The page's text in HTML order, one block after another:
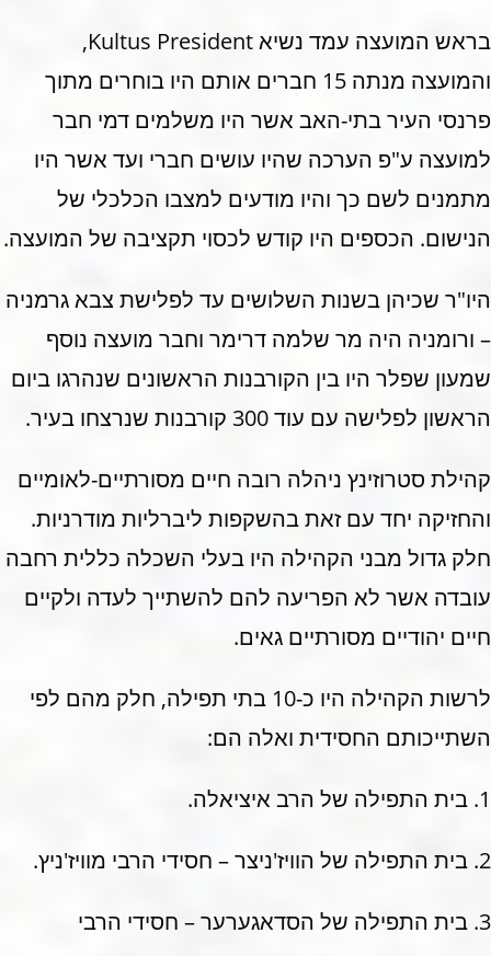
בראש המועצה עמד נשיא Kultus President,
והמועצה מנתה 15 חברים אותם היו בוחרים מתוך
פרנסי העיר בתי-האב אשר היו משלמים דמי חבר
למועצה ע"פ הערכה שהיו עושים חברי ועד אשר היו
מתמנים לשם כך והיו מודעים למצבו הכלכלי של
הנישום. הכספים היו קודש לכסוי תקציבה של המועצה.
היו"ר שכיהן בשנות השלושים עד לפלישת צבא גרמניה
– ורומניה היה מר שלמה דרימר וחבר מועצה נוסף
שמעון שפלר היו בין הקורבנות הראשונים שנהרגו ביום
הראשון לפלישה עם עוד 300 קורבנות שנרצחו בעיר.
קהילת סטרוזינץ ניהלה רובה חיים מסורתיים-לאומיים
והחזיקה יחד עם זאת בהשקפות ליברליות מודרניות.
חלק גדול מבני הקהילה היו בעלי השכלה כללית רחבה
עובדה אשר לא הפריעה להם להשתייך לעדה ולקיים
חיים יהודיים מסורתיים גאים.
לרשות הקהילה היו כ-10 בתי תפילה, חלק מהם לפי
השתייכותם החסידית ואלה הם:
1. בית התפילה של הרב איציאלה.
2. בית התפילה של הוויז'ניצר – חסידי הרבי מוויז'ניץ.
3. בית התפילה של הסדאגערער – חסידי הרבי